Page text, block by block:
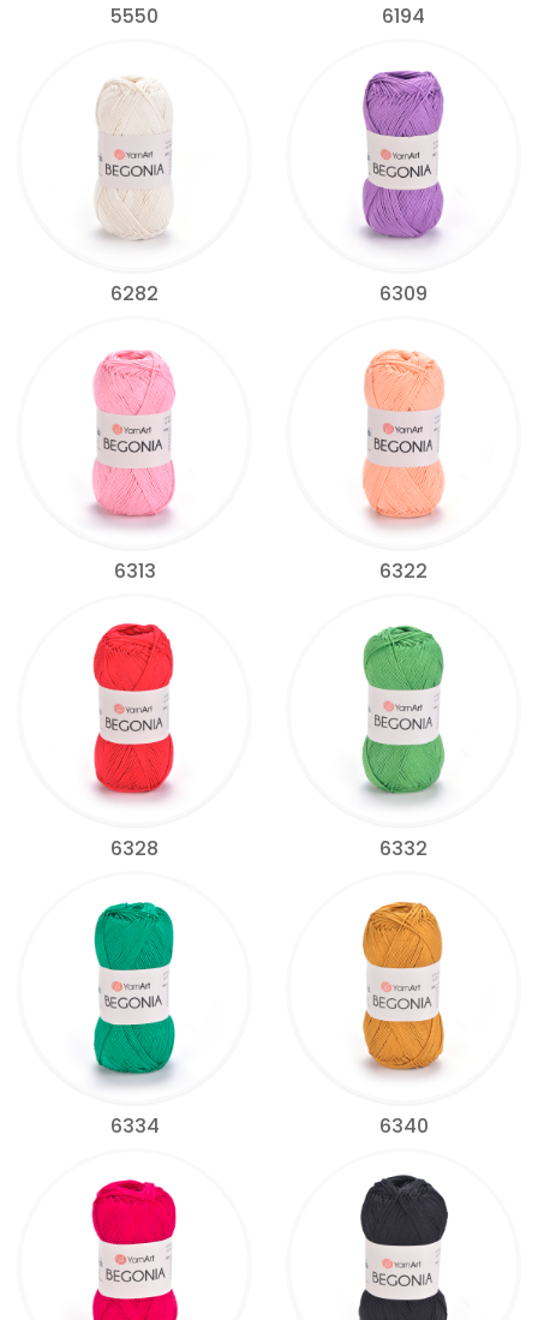
5550 6194
6282 6309
6313 6322
6328 6332
6334 6340